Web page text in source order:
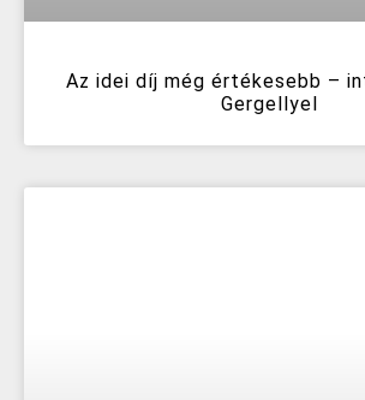
Az idei díj még értékesebb –
Gergellyel